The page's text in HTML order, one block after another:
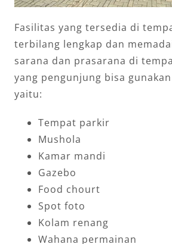
Fasilitas yang tersedia di
terbilang lengkap dan
sarana dan prasarana di
yang pengunjung bisa
yaitu:
Tempat parkir
Mushola
Kamar mandi
Gazebo
Food chourt
Spot foto
Kolam renang
Wahana permainan